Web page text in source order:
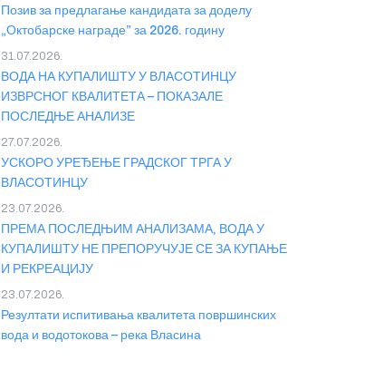
Позив за предлагање кандидата за доделу
„Октобарске награде” за 2026. годину
ВОДА НА КУПАЛИШТУ У ВЛАСОТИНЦУ
ИЗВРСНОГ КВАЛИТЕТА – ПОКАЗАЛЕ
ПОСЛЕДЊЕ АНАЛИЗЕ
31.07.2026.
УСКОРО УРЕЂЕЊЕ ГРАДСКОГ ТРГА У
ВЛАСОТИНЦУ
27.07.2026.
ПРЕМА ПОСЛЕДЊИМ АНАЛИЗАМА, ВОДА У
КУПАЛИШТУ НЕ ПРЕПОРУЧУЈЕ СЕ ЗА КУПАЊЕ
И РЕКРЕАЦИЈУ
23.07.2026.
Резултати испитивања квалитета површинских
вода и водотокова – река Власина
23.07.2026.